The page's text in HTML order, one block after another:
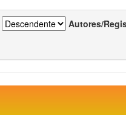
Autores/